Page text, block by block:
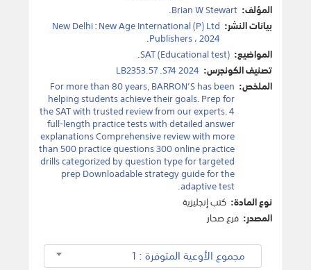
المؤلف: Brian W Stewart
.
بيانات النشر:
New Delhi:New Age International (P) Ltd
Publishers،2024
.
المواضيع: SAT (Educational test)
.
تصنيف الكونجرس: LB2353.57 .S74 2024
الملخص: For more than 80 years, BARRON’S has been
helping students achieve their goals. Prep for
the SAT with trusted review from our experts. 4
full-length practice tests with detailed answer
explanations Comprehensive review with more
than 500 practice questions 300 online practice
drills categorized by question type for targeted
prep Downloadable strategy guide for the
adaptive test.
نوع المادة: كتب إنجليزية
المصدر: فرع صحار
مجموع الأوعية المتوفرة : 1